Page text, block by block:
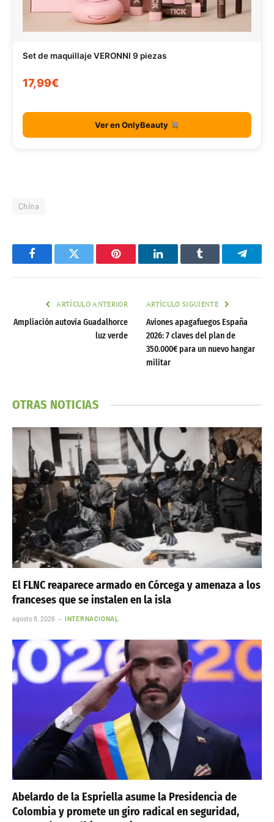
Set de maquillaje VERONNI 9 piezas
17,99€
Ver en OnlyBeauty
China
FacebookTwitter Pinterest LinkedInTumblr
ARTÍCULO ANTERIOR
Ampliación autovía Guadalhorce
luz verde
ARTÍCULO SIGUIENTE
Aviones apagafuegos España
2026: 7 claves del plan de
350.000€ para un nuevo hangar
militar
OTRAS NOTICIAS
El FLNC reaparece armado en Córcega y amenaza a los
franceses que se instalen en la isla
agosto 8, 2026 INTERNACIONAL
Abelardo de la Espriella asume la Presidencia de
Colombia y promete un giro radical en seguridad,